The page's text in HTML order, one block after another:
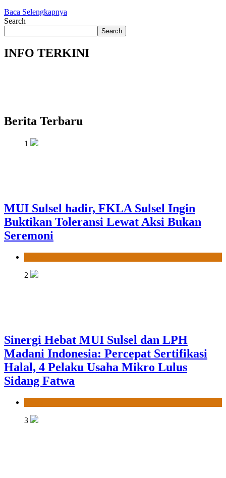
Baca Selengkapnya
Search
Search
INFO TERKINI
Berita Terbaru
1
MUI Sulsel hadir, FKLA Sulsel Ingin
Buktikan Toleransi Lewat Aksi Bukan
Seremoni
2
Sinergi Hebat MUI Sulsel dan LPH
Madani Indonesia: Percepat Sertifikasi
Halal, 4 Pelaku Usaha Mikro Lulus
Sidang Fatwa
3